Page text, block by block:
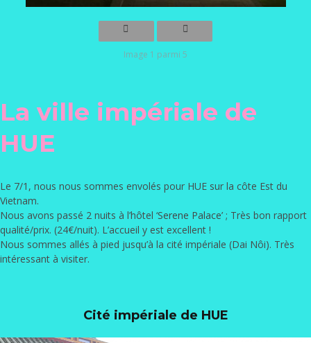
Image 1 parmi 5
La ville impériale de
HUE
Le 7/1, nous nous sommes envolés pour HUE sur la côte Est du
Vietnam.
Nous avons passé 2 nuits à l’hôtel ‘Serene Palace’ ; Très bon rapport
qualité/prix. (24€/nuit). L’accueil y est excellent !
Nous sommes allés à pied jusqu’à la cité impériale (Dai Nôi). Très
intéressant à visiter.
Cité impériale de HUE